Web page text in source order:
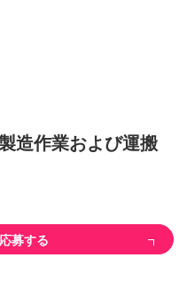
造作業および運搬
応募する